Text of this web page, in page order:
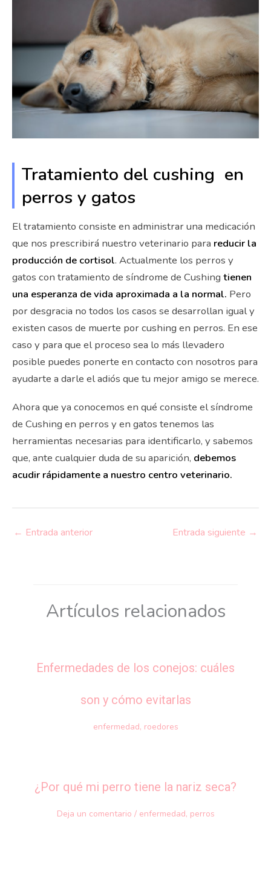
Tratamiento del cushing en
perros y gatos
El tratamiento consiste en administrar una medicación
que nos prescribirá nuestro veterinario para reducir la
producción de cortisol. Actualmente los perros y
gatos con tratamiento de síndrome de Cushing tienen
una esperanza de vida aproximada a la normal. Pero
por desgracia no todos los casos se desarrollan igual y
existen casos de muerte por cushing en perros. En ese
caso y para que el proceso sea lo más llevadero
posible puedes ponerte en contacto con nosotros para
ayudarte a darle el adiós que tu mejor amigo se merece.
Ahora que ya conocemos en qué consiste el síndrome
de Cushing en perros y en gatos tenemos las
herramientas necesarias para identificarlo, y sabemos
que, ante cualquier duda de su aparición, debemos
acudir rápidamente a nuestro centro veterinario.
← Entrada anterior Entrada siguiente →
Artículos relacionados
Enfermedades de los conejos: cuáles
son y cómo evitarlas
enfermedad, roedores
¿Por qué mi perro tiene la nariz seca?
Deja un comentario / enfermedad, perros